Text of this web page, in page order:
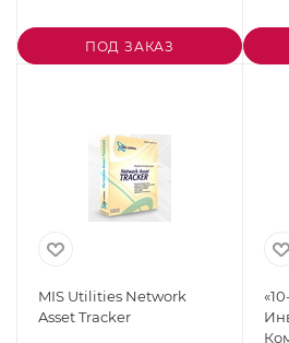
ПОД ЗАКАЗ
MIS Utilities Network
Asset Tracker